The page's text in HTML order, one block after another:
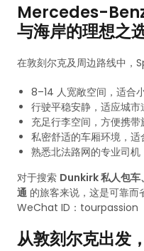
Mercedes-
与海岸的理想之
在敦刻尔克及周边路线中，
8–14 人宽敞空间，适合
行驶平稳安静，适应城
充足行李空间，方便携
私密舒适的车厢环境，
熟悉北法路网的专业司
对于搜索 Dunkirk 私人包
通 的旅客来说，这是可靠而
WeChat ID：tourpassion
从敦刻尔克出发